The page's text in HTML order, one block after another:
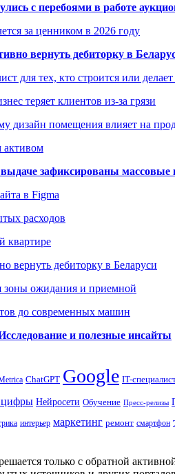
с перебоями в работе
за ценником в 2026 году
вернуть дебиторку в
для тех, кто строится или
теряет клиентов из-за грязи
дизайн помещения влияет на
активом
зафиксированы массовые
в Figma
расходов
квартире
вернуть дебиторку в Беларуси
зоны ожидания и приемной
до современных машин
и полезные инсайты
ChatGPT Google IT-
Нейросети Обучение Пресс-релизы
интерьер маркетинг ремонт смартфон
только с обратной